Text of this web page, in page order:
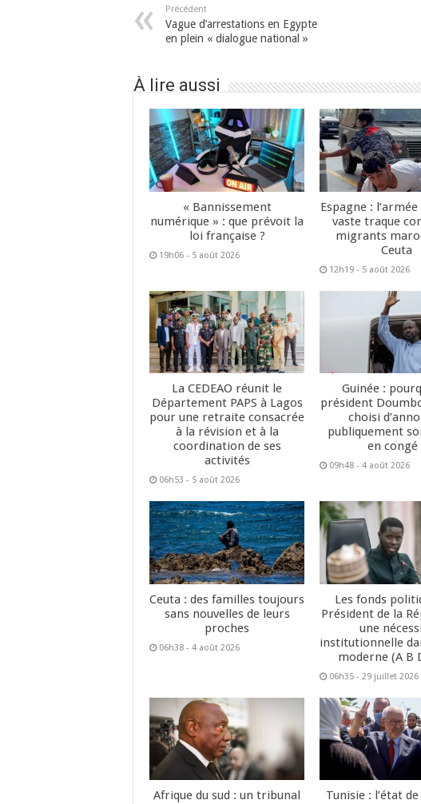
Précédent
Vague d’arrestations en Egypte
en plein « dialogue national »
À lire aussi
« Bannissement
numérique » : que prévoit la
loi française ?
19h06 - 5 août 2026
Espagne :
vaste traque
migrants
Ceuta
12h19 - 5 août 2026
La CEDEAO réunit le
Département PAPS à Lagos
pour une retraite consacrée
à la révision et à la
coordination de ses
activités
06h53 - 5 août 2026
Guinée :
président
choisi
publiquement
en congé
09h48 - 4 août 2026
Ceuta : des familles toujours
sans nouvelles de leurs
proches
06h38 - 4 août 2026
Les fonds
Président de la
une
institutionnelle
moderne (A B
06h35 - 29 juillet 2026
Afrique du sud : un tribunal
Tunisie : l’état